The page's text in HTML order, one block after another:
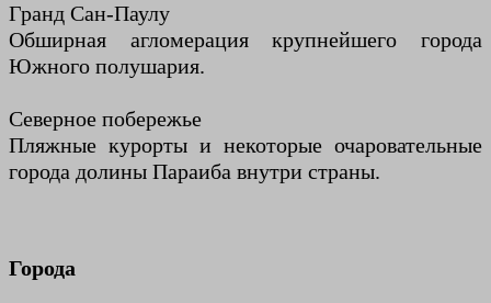
Гранд Сан-Паулу
Обширная агломерация крупнейшего города
Южного полушария.
Северное побережье
Пляжные курорты и некоторые очаровательные
города долины Параиба внутри страны.
Города